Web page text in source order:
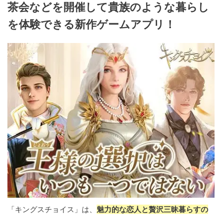
茶会などを開催して貴族のような暮らし
を体験できる新作ゲームアプリ！
「キングスチョイス」は、 魅力的な恋人と贅沢三昧暮らすの